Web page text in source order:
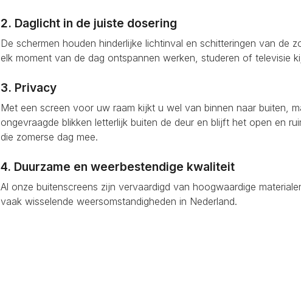
2. Daglicht in de juiste dosering
De schermen houden hinderlijke lichtinval en schitteringen van de
elk moment van de dag ontspannen werken, studeren of televisie
3. Privacy
Met een screen voor uw raam kijkt u wel van binnen naar buiten,
ongevraagde blikken letterlijk buiten de deur en blijft het open en
die zomerse dag mee.
4. Duurzame en weerbestendige kwaliteit
Al onze buitenscreens zijn vervaardigd van hoogwaardige
vaak wisselende weersomstandigheden in Nederland.